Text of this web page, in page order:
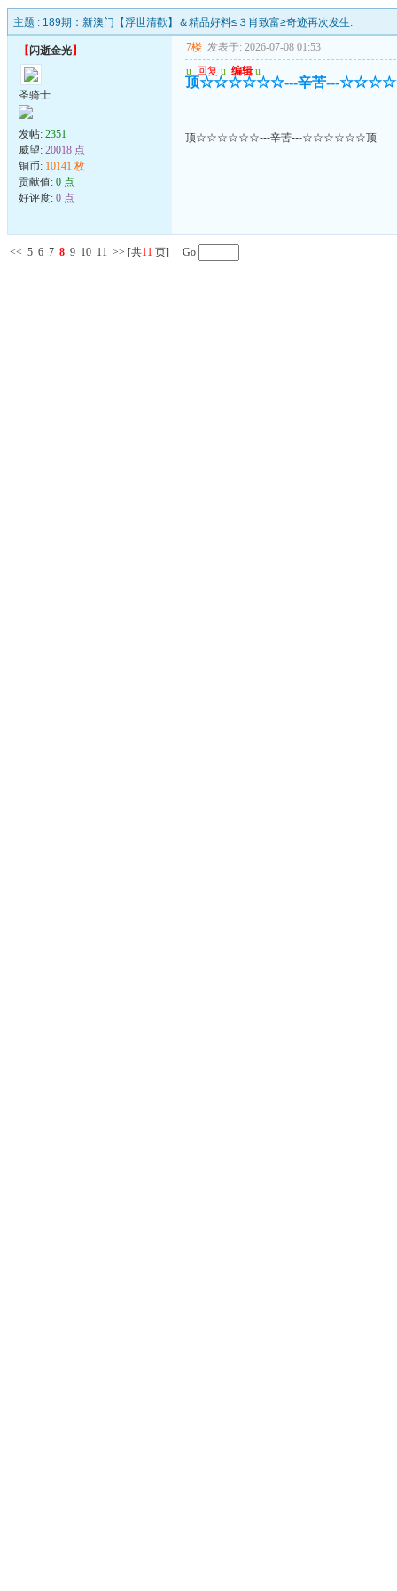
主题 : 189期：新澳门【浮世清歡】＆精品好料≤３肖致富≥奇迹再次发生.
【闪逝金光】
圣骑士
发帖: 2351
威望: 20018 点
铜币: 10141 枚
贡献值: 0 点
好评度: 0 点
7楼 发表于: 2026-07-08 01:53
u 回复 u 编辑 u
顶☆☆☆☆☆☆---辛苦---
顶☆☆☆☆☆☆---辛苦---☆☆☆☆☆☆顶
<< 5 6 7 8 9 10 11 >> [共11 页] Go